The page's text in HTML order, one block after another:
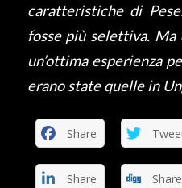
caratteristiche di
fosse più selettiva. Ma
un’ottima esperienza
erano state quelle in
Share
Share Share